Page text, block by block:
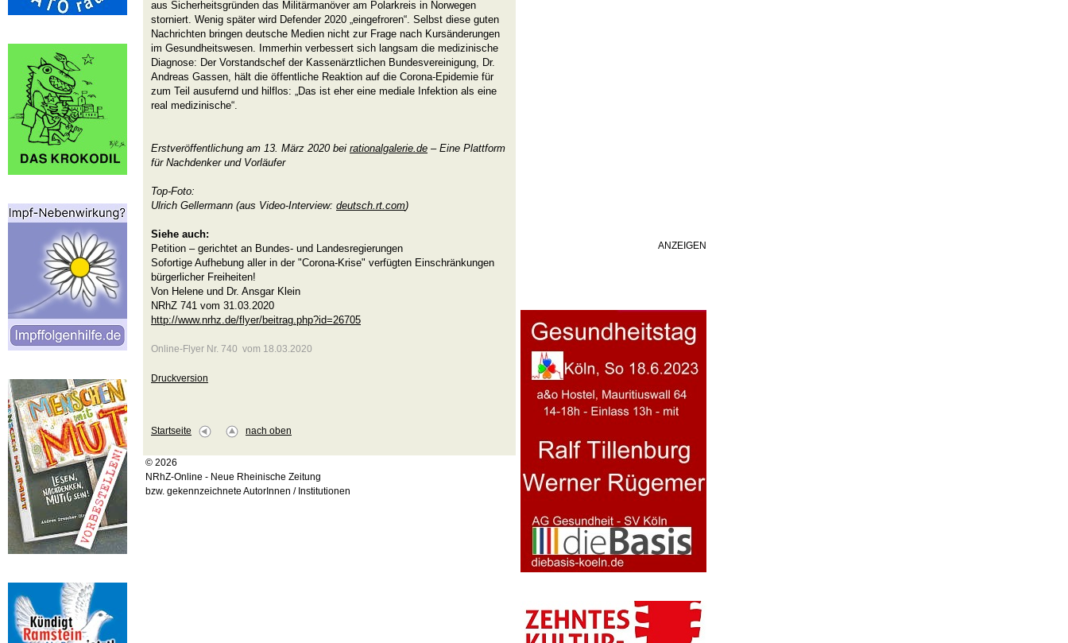
aus Sicherheitsgründen das Militärmanöver am Polarkreis in Norwegen
storniert. Wenig später wird Defender 2020 „eingefroren“. Selbst diese guten
Nachrichten bringen deutsche Medien nicht zur Frage nach Kursänderungen
im Gesundheitswesen. Immerhin verbessert sich langsam die medizinische
Diagnose: Der Vorstandschef der Kassenärztlichen Bundesvereinigung, Dr.
Andreas Gassen, hält die öffentliche Reaktion auf die Corona-Epidemie für
zum Teil ausufernd und hilflos: „Das ist eher eine mediale Infektion als eine
real medizinische“.
Erstveröffentlichung am 13. März 2020 bei rationalgalerie.de – Eine Plattform
für Nachdenker und Vorläufer
Top-Foto:
Ulrich Gellermann (aus Video-Interview: deutsch.rt.com)
Siehe auch:
Petition – gerichtet an Bundes- und Landesregierungen
Sofortige Aufhebung aller in der "Corona-Krise" verfügten Einschränkungen
bürgerlicher Freiheiten!
Von Helene und Dr. Ansgar Klein
NRhZ 741 vom 31.03.2020
http://www.nrhz.de/flyer/beitrag.php?id=26705
Online-Flyer Nr. 740 vom 18.03.2020
Druckversion
Startseite nach oben
© 2026
NRhZ-Online - Neue Rheinische Zeitung
bzw. gekennzeichnete AutorInnen / Institutionen
ANZEIGEN